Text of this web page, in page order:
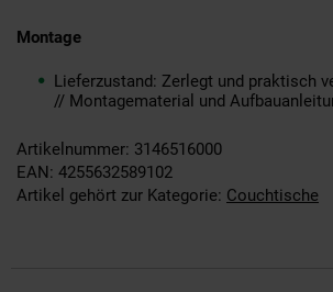
Montage
Lieferzustand: Zerlegt und praktisch
// Montagematerial und
Artikelnummer: 3146516000
EAN: 4255632589102
Artikel gehört zur Kategorie: Couchtische